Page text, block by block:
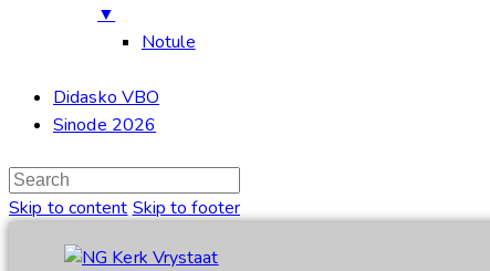
▼
Notule
Didasko VBO
Sinode 2026
Skip to content Skip to footer